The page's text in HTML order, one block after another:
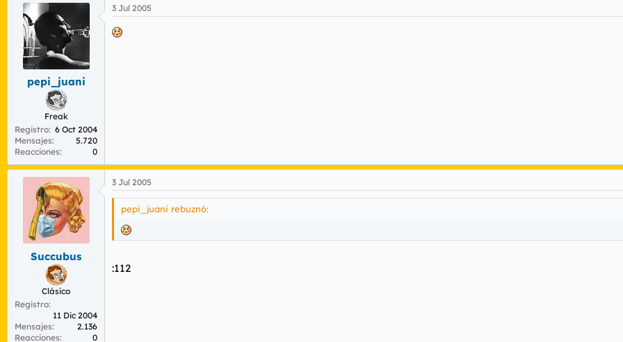
pepi_juani
Freak
Registro 6 Oct 2004
Mensajes
5.720
Reacciones
0
3 Jul 2005
Succubus
Clásico
Registro
11 Dic 2004
Mensajes
2.136
Reacciones
0
3 Jul 2005
pepi_juani rebuznó:
:112